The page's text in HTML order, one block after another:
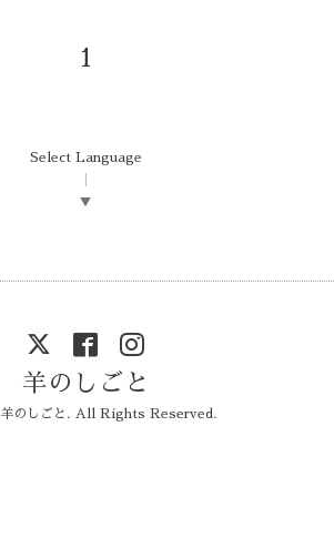
1
Select Language
▼
羊のしごと
羊のしごと . All Rights Reserved.